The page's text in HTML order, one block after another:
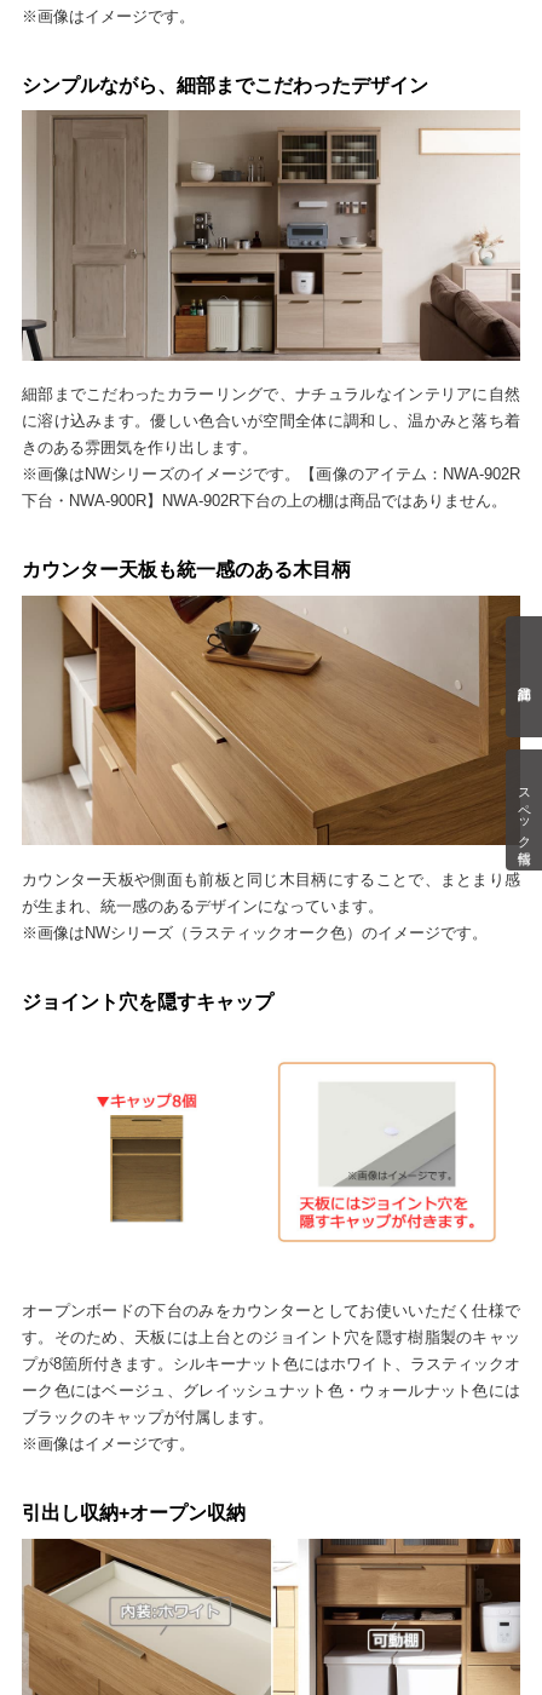
スペック情報
※画像はイメージです。
シンプルながら、細部までこだわったデザイン
細部までこだわったカラーリングで、ナチュラルなインテリアに自然
に溶け込みます。優しい色合いが空間全体に調和し、温かみと落ち着
きのある雰囲気を作り出します。
※画像はNWシリーズのイメージです。【画像のアイテム：NWA-902R
下台・NWA-900R】NWA-902R下台の上の棚は商品ではありません。
カウンター天板も統一感のある木目柄
カウンター天板や側面も前板と同じ木目柄にすることで、まとまり感
が生まれ、統一感のあるデザインになっています。
※画像はNWシリーズ（ラスティックオーク色）のイメージです。
ジョイント穴を隠すキャップ
オープンボードの下台のみをカウンターとしてお使いいただく仕様で
す。そのため、天板には上台とのジョイント穴を隠す樹脂製のキャッ
プが8箇所付きます。シルキーナット色にはホワイト、ラスティックオ
ーク色にはベージュ、グレイッシュナット色・ウォールナット色には
ブラックのキャップが付属します。
※画像はイメージです。
引出し収納+オープン収納